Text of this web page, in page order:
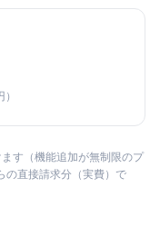
す（機能追加が無制限のプ
の直接請求分（実費）で